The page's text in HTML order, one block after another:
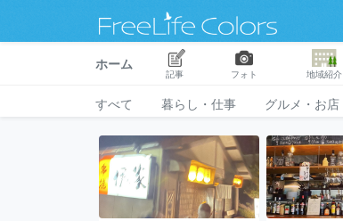
ホーム
記事 フォト 地域紹介
すべて 暮らし・仕事 グルメ・お店